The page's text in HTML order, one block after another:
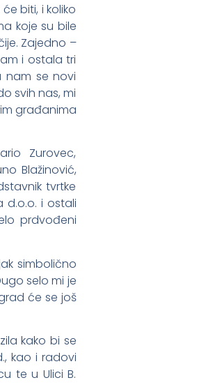
biti, i koliko
koje su bile
Zajedno –
i ostala tri
nam se novi
svih nas, mi
građanima
Zurovec,
Blažinović,
tvrtke
d.o.o. i ostali
prdvođeni
simbolično
selo mi je
će se još
kako bi se
kao i radovi
te u Ulici B.